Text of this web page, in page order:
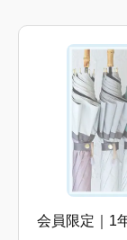
会員限定｜1